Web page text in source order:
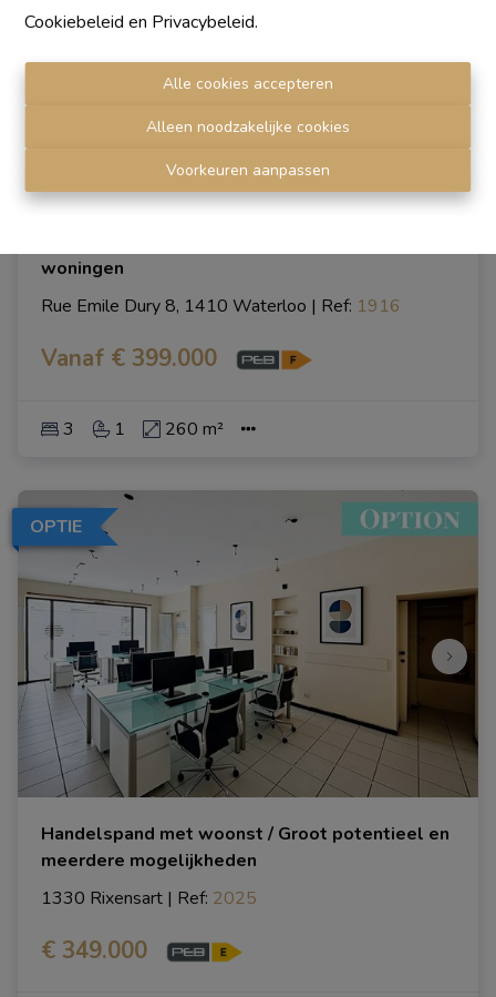
Cookiebeleid en Privacybeleid.
Alle cookies accepteren
Alleen noodzakelijke cookies
Voorkeuren aanpassen
woningen
Rue Emile Dury 8, 1410 Waterloo | Ref: 1916
Vanaf € 399.000
3 1 260 m²
OPTIE
Handelspand met woonst / Groot potentieel en
meerdere mogelijkheden
1330 Rixensart | Ref: 2025
€ 349.000